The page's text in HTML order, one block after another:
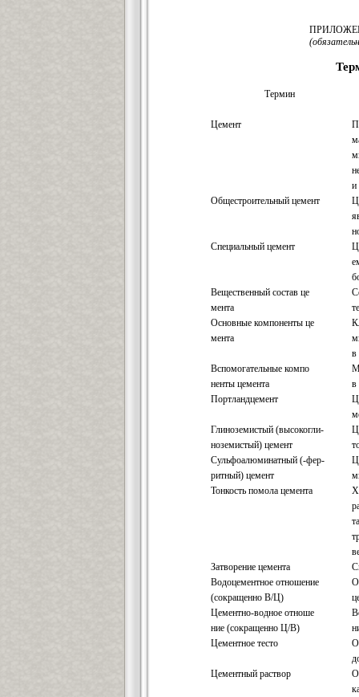
Термин
Цемент
и
Общестроительный цемент
Специальный цемент
Вещественный состав це
мента
Основные компоненты це
мента
в
Вспомогательные компо
ненты цемента
в
Портландцемент
Глиноземистый (высокогли-
ноземистый) цемент
Сульфоалюминатный (-фер-
ритный) цемент
Тонкость помола цемента
Затворение цемента
Водоцементное отношение
(сокращенно В/Ц)
Цементно-водное отноше
ние (сокращенно Ц/В)
Цементное тесто
Цементный раствор